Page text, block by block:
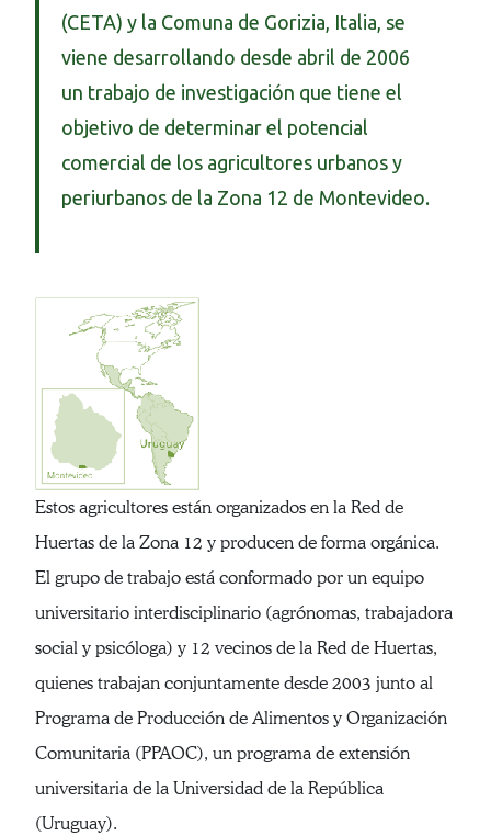
(CETA) y la Comuna de Gorizia, Italia, se
viene desarrollando desde abril de 2006
un trabajo de investigación que tiene el
objetivo de determinar el potencial
comercial de los agricultores urbanos y
periurbanos de la Zona 12 de Montevideo.
Estos agricultores están organizados en la Red de
Huertas de la Zona 12 y producen de forma orgánica.
El grupo de trabajo está conformado por un equipo
universitario interdisciplinario (agrónomas, trabajadora
social y psicóloga) y 12 vecinos de la Red de Huertas,
quienes trabajan conjuntamente desde 2003 junto al
Programa de Producción de Alimentos y Organización
Comunitaria (PPAOC), un programa de extensión
universitaria de la Universidad de la República
(Uruguay).